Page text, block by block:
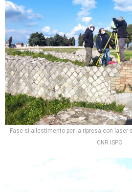
Fase si allestimento per la ripresa con laser
CNR ISPC